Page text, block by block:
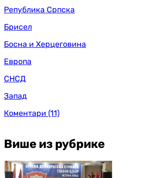
Република Српска
Брисел
Босна и Херцеговина
Европа
СНСД
Запад
Коментари (11)
Више из рубрике